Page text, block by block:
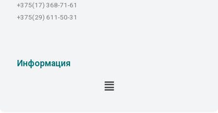
+375(17) 368-71-61
+375(29) 611-50-31
Информация